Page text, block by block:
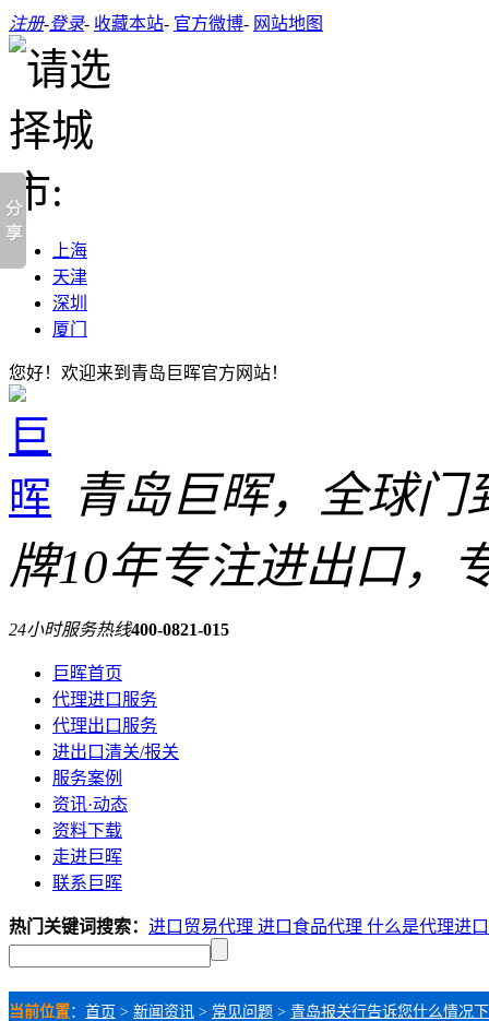
注册-登录- 收藏本站- 官方微博- 网站地图
上海
天津
深圳
厦门
您好！欢迎来到青岛巨晖官方网站！
青岛巨晖，全球
牌10年专注进出口，
24小时服务热线400-0821-015
巨晖首页
代理进口服务
代理出口服务
进出口清关/报关
服务案例
资讯·动态
资料下载
走进巨晖
联系巨晖
热门关键词搜索： 进口贸易代理 进口食品代理 什么是代理进
当前位置： 首页 > 新闻资讯 > 常见问题 > 青岛报关行告诉您什么情况